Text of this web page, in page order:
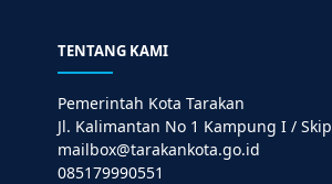
TENTANG KAMI
Pemerintah Kota Tarakan
Jl. Kalimantan No 1 Kampung I / Skip
mailbox@tarakankota.go.id
085179990551